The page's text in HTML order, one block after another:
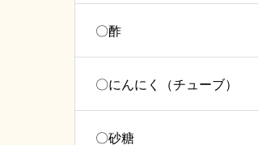
〇酢
〇にんにく（チューブ）
〇砂糖